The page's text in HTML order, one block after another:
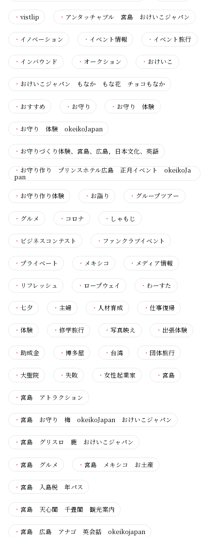
・ vistlip ・ アンタッチャブル 宮島 おけいこジャパン
・ イノベーション ・ イベント情報 ・ イベント旅行
・ インバウンド ・ オークション ・ おけいこ
・ おけいこジャパン もなか もな花 チョコもなか
・ おすすめ ・ お守り ・ お守り 体験
・ お守り 体験 okeikoJapan
・ お守りづくり体験、宮島、広島，日本文化、英語
・ お守り作り プリンスホテル広島 正月イベント okeikoJa
pan
・ お守り作り体験 ・ お詣り ・ グループツアー
・ グルメ ・ コロナ ・ しゃもじ
・ ビジネスコンテスト ・ ファンクラブイベント
・ プライベート ・ メキシコ ・ メディア情報
・ リフレッシュ ・ ロープウェイ ・ わーすた
・ 七夕 ・主婦 ・ 人材育成 ・ 仕事復帰
・ 体験 ・修学旅行 ・写真映え ・ 出張体験
・ 助成金 ・博多屋 ・ 台湾 ・ 団体旅行
・ 大聖院 ・失敗 ・女性起業家 ・ 宮島
・ 宮島 アトラクション
・ 宮島 お守り 梅 okeikoJapan おけいこジャパン
・ 宮島 グリスロ 鹿 おけいこジャパン
・ 宮島 グルメ ・ 宮島 メキシコ お土産
・ 宮島 入島税 年パス
・ 宮島 天心閣 千畳閣 観光案内
・ 宮島 広島 アナゴ 英会話 okeikojapan